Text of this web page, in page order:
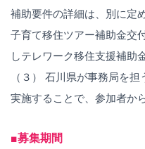
補助要件の詳細は、別に定
子育て移住ツアー補助金交
しテレワーク移住支援補助
（３） 石川県が事務局を
実施することで、参加者か
■募集期間